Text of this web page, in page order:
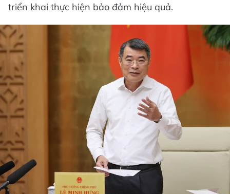
triển khai thực hiện bảo đảm hiệu quả.